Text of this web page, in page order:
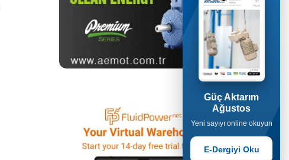
Güç Aktarım
Ağustos
Yeni sayıyı online okuyun
E-Dergiyi Oku